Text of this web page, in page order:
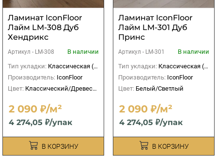
Ламинат IconFloor
Лайм LM-308 Дуб
Хендрикс
Артикул - LM-308
В наличии
Тип укладки: Классическая (прямая)
Производитель: IconFloor
Цвет: Классический/Древесный
2 090 ₽/м²
4 274,05 ₽/упак
В КОРЗИНУ
Ламинат IconFloor
Лайм LM-301 Дуб
Принс
Артикул - LM-301
В наличии
Тип укладки: Классическая (прямая)
Производитель: IconFloor
Цвет: Белый/Светлый
2 090 ₽/м²
4 274,05 ₽/упак
В КОРЗИНУ